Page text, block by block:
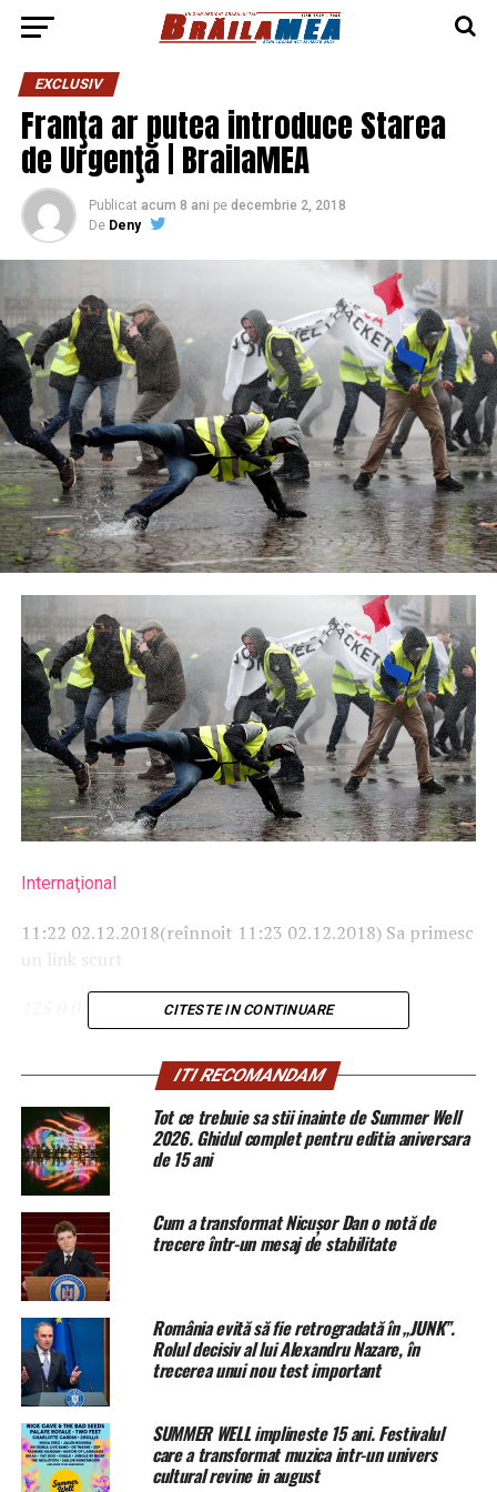
EXCLUSIV
Franţa ar putea introduce Starea
de Urgenţă | BrailaMEA
Publicat acum 8 ani pe decembrie 2, 2018
De Deny
Internaţional
11:22 02.12.2018(reînnoit 11:23 02.12.2018) Sa primesc
un link scurt
Starea de urgență ar putea fi introdusă în Franța după
revoltele care au avut loc în ajun, a spus purtătorul de
cuvânt al Guvernului francez, Benjamin Grieve.
BUCUREŞTI, 2 dec – Sputnik.
vorbit la postul de radio Europe1, „trebuie să ne gândim
la măsurile pe care le putem lua”. Ca răspuns la o
întrebare cu privire la posibilitatea introducerii stării de
urgență, el a spus că președintele francez Emmanuel
Macron va organiza o întâlnire duminică după-amiază cu
premierul țării și câţiva miniștri pentru a discuta
posibilele scenarii.
Protestele de sâmbătă din Paris a „vestellor galbene”,
care pledează, în special, împotriva creșterii prețurilor la
combustibil, au fost însoțite de ciocniri semnificative ale
demonstranților cu poliția, distrugeri și incendieri de
CITESTE IN CONTINUARE
ITI RECOMANDAM
Tot ce trebuie sa stii inainte de Summer Well
2026. Ghidul complet pentru editia aniversara
de 15 ani
Cum a transformat Nicușor Dan o notă de
trecere într-un mesaj de stabilitate
România evită să fie retrogradată în „JUNK”.
Rolul decisiv al lui Alexandru Nazare, în
trecerea unui nou test important
SUMMER WELL implineste 15 ani. Festivalul
care a transformat muzica intr-un univers
cultural revine in august